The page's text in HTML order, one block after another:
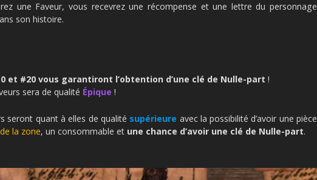
une Faveur, vous recevrez une récompense et une lettre du personnage
son histoire.
et #20 vous garantiront l’obtention d’une clé de Nulle-part !
sera de qualité Épique !
seront quant à elles de qualité supérieure avec la possibilité d’avoir une pièce
la zone, un consommable et une chance d’avoir une clé de Nulle-part.